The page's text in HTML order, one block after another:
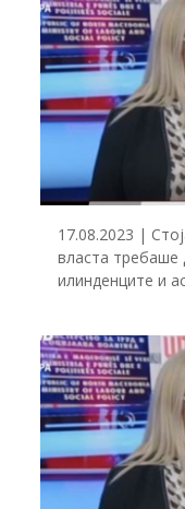
17.08.2023 |
власта требаше
илинденците и